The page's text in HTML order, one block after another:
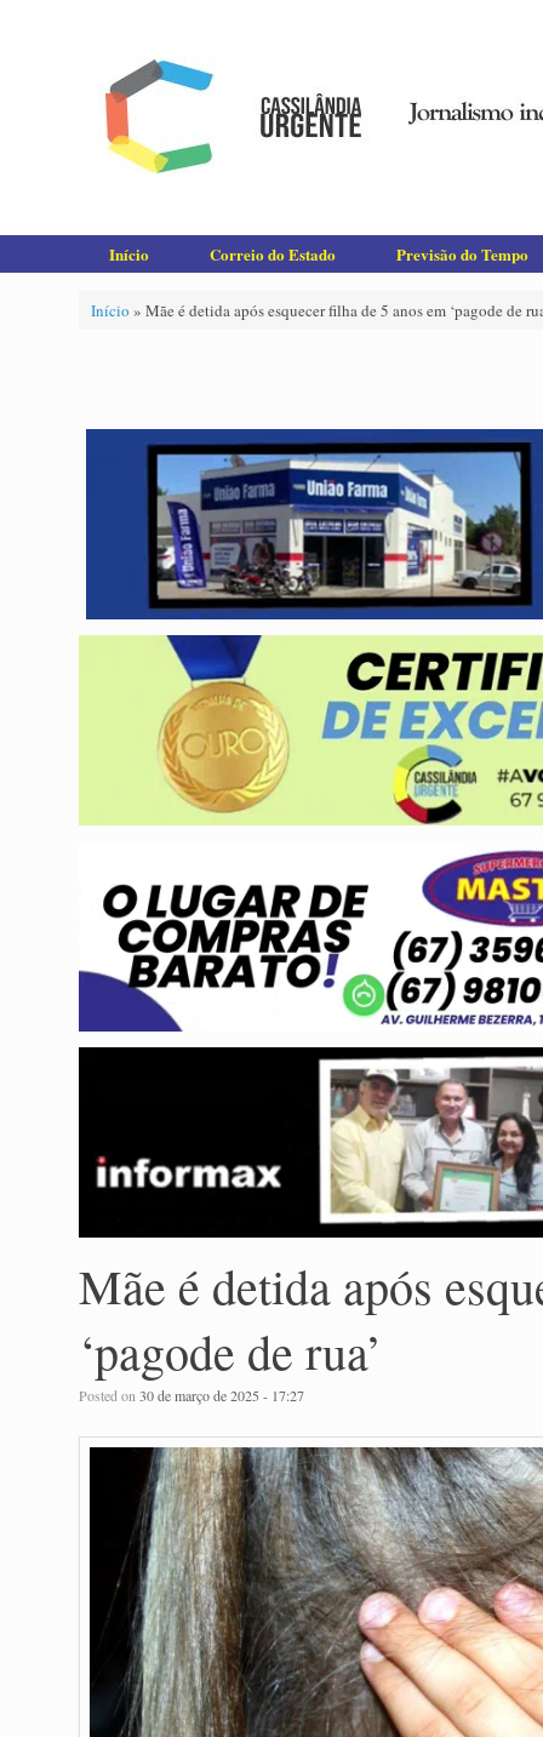
Início Correio do Estado Previsão do Tempo
Início » Mãe é detida após esquecer filha de 5 anos em ‘pagode de
Mãe é detida após
‘pagode de rua’
Posted on30 de março de 2025 - 17:27